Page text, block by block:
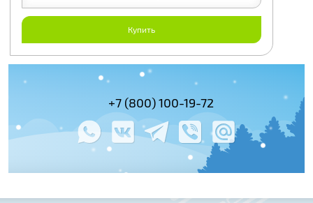
Купить
+7 (495)
+7 (800) 100-19-72